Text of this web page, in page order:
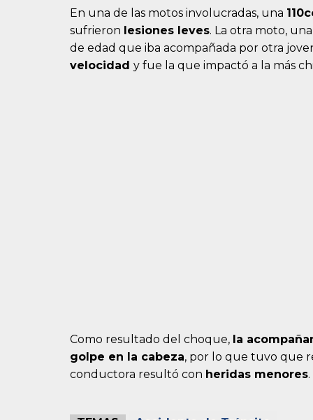
En una de las motos involucradas, una
sufrieron lesiones leves. La otra moto, una
de edad que iba acompañada por otra
velocidad y fue la que impactó a la más
Como resultado del choque, la
golpe en la cabeza, por lo que tuvo que
conductora resultó con heridas menores.